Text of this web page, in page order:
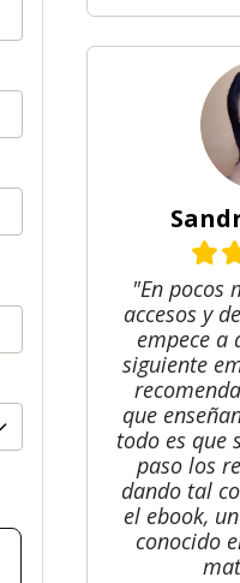
"En pocos
accesos y
empece a
siguiente
que
todo es que
paso los
dando tal
el ebook,
conocido